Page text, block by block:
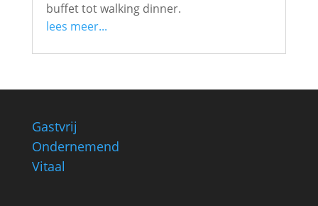
buffet tot walking dinner.
lees meer...
Gastvrij
Ondernemend
Vitaal